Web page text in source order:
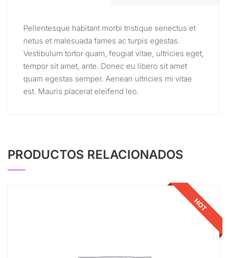
Pellentesque habitant morbi tristique senectus et
netus et malesuada fames ac turpis egestas.
Vestibulum tortor quam, feugiat vitae, ultricies eget,
tempor sit amet, ante. Donec eu libero sit amet
quam egestas semper. Aenean ultricies mi vitae
est. Mauris placerat eleifend leo.
PRODUCTOS RELACIONADOS
HOT